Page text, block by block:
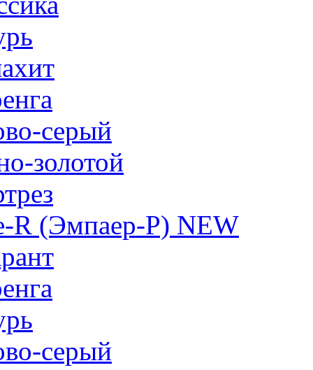
серый
золотой
R (Эмпаер-P) NEW
серый